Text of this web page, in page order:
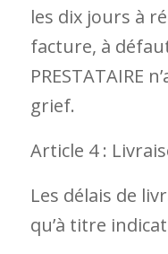
les dix jours à
facture, à
PRESTATAIRE
grief.
Article 4 :
Les délais de
qu’à titre